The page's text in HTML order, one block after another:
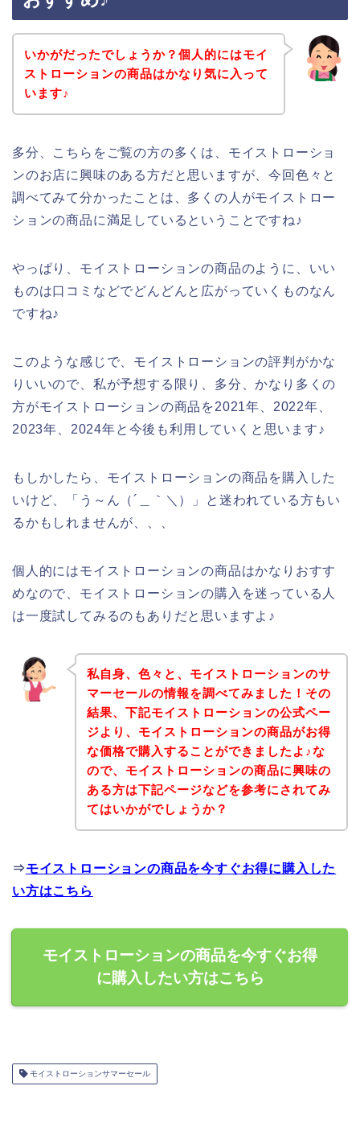
いかがだったでしょうか？個人的にはモイ
ストローションの商品はかなり気に入って
います♪
多分、こちらをご覧の方の多くは、モイストローショ
ンのお店に興味のある方だと思いますが、今回色々と
調べてみて分かったことは、多くの人がモイストロー
ションの商品に満足しているということですね♪
やっぱり、モイストローションの商品のように、いい
ものは口コミなどでどんどんと広がっていくものなん
ですね♪
このような感じで、モイストローションの評判がかな
りいいので、私が予想する限り、多分、かなり多くの
方がモイストローションの商品を2021年、2022年、
2023年、2024年と今後も利用していくと思います♪
もしかしたら、モイストローションの商品を購入した
いけど、「う～ん（´＿｀＼）」と迷われている方もい
るかもしれませんが、、、
個人的にはモイストローションの商品はかなりおすす
めなので、モイストローションの購入を迷っている人
は一度試してみるのもありだと思いますよ♪
私自身、色々と、モイストローションのサ
マーセールの情報を調べてみました！その
結果、下記モイストローションの公式ペー
ジより、モイストローションの商品がお得
な価格で購入することができましたよ♪な
ので、モイストローションの商品に興味の
ある方は下記ページなどを参考にされてみ
てはいかがでしょうか？
⇒モイストローションの商品を今すぐお得に購入した
い方はこちら
モイストローションの商品を今すぐお得
に購入したい方はこちら
モイストローションサマーセール